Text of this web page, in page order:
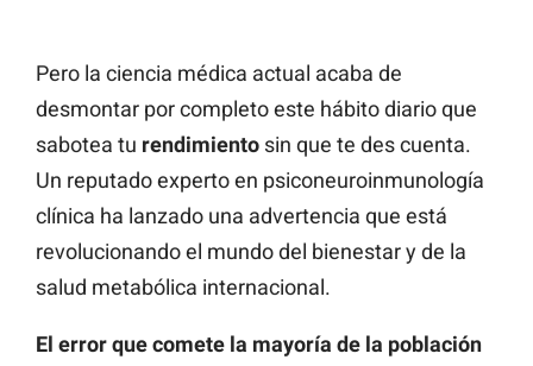
Pero la ciencia médica actual acaba de
desmontar por completo este hábito diario que
sabotea tu rendimiento sin que te des cuenta.
Un reputado experto en psiconeuroinmunología
clínica ha lanzado una advertencia que está
revolucionando el mundo del bienestar y de la
salud metabólica internacional.
El error que comete la mayoría de la población